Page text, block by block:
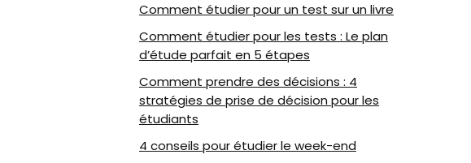
Comment étudier pour un test sur un livre
Comment étudier pour les tests : Le plan
d’étude parfait en 5 étapes
Comment prendre des décisions : 4
stratégies de prise de décision pour les
étudiants
4 conseils pour étudier le week-end